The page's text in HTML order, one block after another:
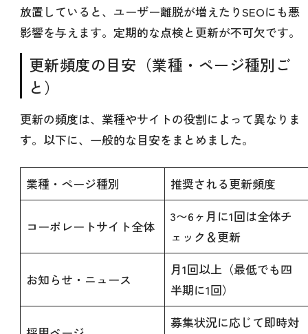
放置していると、ユーザー離脱が増えたりSEOにも悪
影響を与えます。定期的な点検と更新が不可欠です。
更新頻度の目安（業種・ページ種別ご
と）
更新の頻度は、業種やサイトの役割によって異なりま
す。以下に、一般的な目安をまとめました。
業種・ページ種別 推奨される更新頻度
コーポレートサイト全体
3〜6ヶ月に1回は全体チ
ェック＆更新
お知らせ・ニュース
月1回以上（最低でも四
半期に1回）
募集状況に応じて即時対